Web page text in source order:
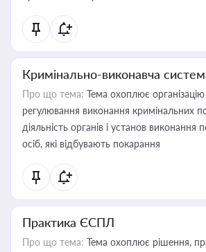
Кримінально-виконавча
Про що тема: Тема охоплює
регулювання виконання кримінальних
діяльність органів і установ виконання
осіб, які відбувають покарання
Практика ЄСПЛ
Про що тема: Тема охоплює рішення,